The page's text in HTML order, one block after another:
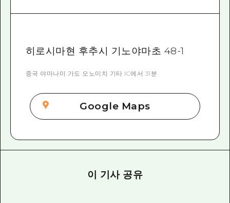
히로시마현 후추시 기노야마초 48-1
중국 야마나미 가도 오노미치 기타 IC에서 31분
Google Maps
이 기사 공유